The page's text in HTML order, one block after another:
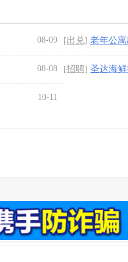
08-09 [出兑] 老年公
08-08 [招聘] 圣达海
10-11